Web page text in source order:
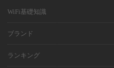
WiFi基礎知識
ブランド
ランキング